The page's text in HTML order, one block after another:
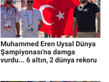
Muhammed Eren Uysal Dünya
Şampiyonası'na damga
vurdu... 6 altın, 2 dünya rekoru